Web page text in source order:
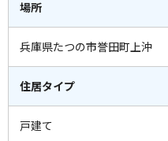
場所
兵庫県たつの市誉田町上沖
住居タイプ
戸建て